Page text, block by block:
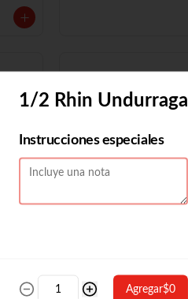
1/2 Rhin Undurraga
Instrucciones especiales
Agregar$0